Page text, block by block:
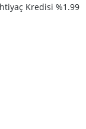
Kredisi %1.99